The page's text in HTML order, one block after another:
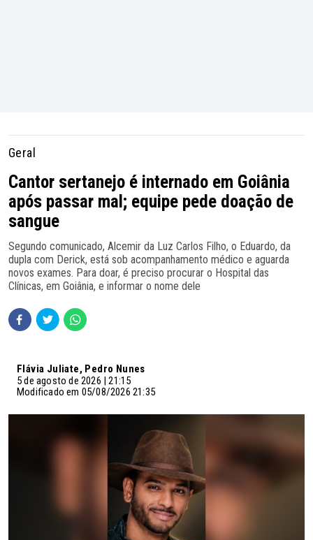
Geral
Cantor sertanejo é internado em Goiânia
após passar mal; equipe pede doação de
sangue
Segundo comunicado, Alcemir da Luz Carlos Filho, o Eduardo, da
dupla com Derick, está sob acompanhamento médico e aguarda
novos exames. Para doar, é preciso procurar o Hospital das
Clínicas, em Goiânia, e informar o nome dele
Flávia Juliate, Pedro Nunes
5 de agosto de 2026 | 21:15
Modificado em 05/08/2026 21:35